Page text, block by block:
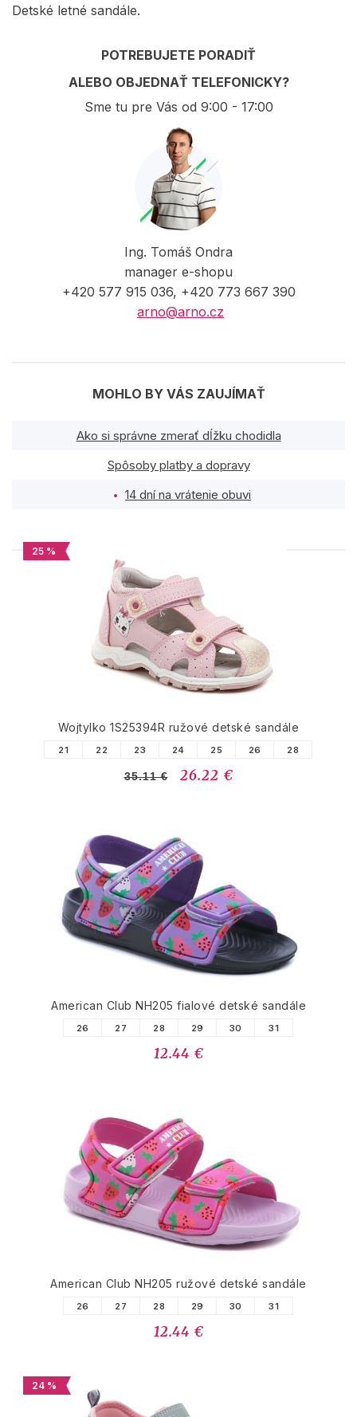
Detské letné sandále.
POTREBUJETE PORADIŤ
ALEBO OBJEDNAŤ TELEFONICKY?
Sme tu pre Vás od 9:00 - 17:00
Ing. Tomáš Ondra
manager e-shopu
+420 577 915 036, +420 773 667 390
arno@arno.cz
MOHLO BY VÁS ZAUJÍMAŤ
Ako si správne zmerať dĺžku chodidla
Spôsoby platby a dopravy
14 dní na vrátenie obuvi
PODOBNÉ PRODUKTY
25 %
Wojtylko 1S25394R ružové detské sandále
21 22 23 24 25 26 28
35.11 € 26.22 €
American Club NH205 fialové detské sandále
26 27 28 29 30 31
12.44 €
American Club NH205 ružové detské sandále
26 27 28 29 30 31
12.44 €
24 %